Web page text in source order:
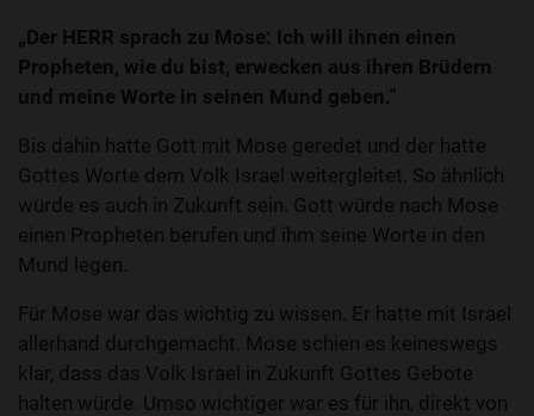
„Der HERR sprach zu Mose: Ich will ihnen einen
Propheten, wie du bist, erwecken aus ihren Brüdern
und meine Worte in seinen Mund geben.“
Bis dahin hatte Gott mit Mose geredet und der hatte
Gottes Worte dem Volk Israel weitergleitet. So ähnlich
würde es auch in Zukunft sein. Gott würde nach Mose
einen Propheten berufen und ihm seine Worte in den
Mund legen.
Für Mose war das wichtig zu wissen. Er hatte mit Israel
allerhand durchgemacht. Mose schien es keineswegs
klar, dass das Volk Israel in Zukunft Gottes Gebote
halten würde. Umso wichtiger war es für ihn, direkt von